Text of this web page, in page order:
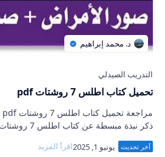
تحميل كتاب اطلس 7 روشتات pdf
الكتروني وهل يوجد رابط يمكننا من خ…